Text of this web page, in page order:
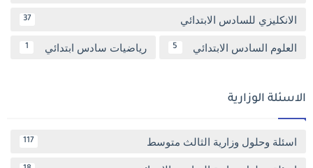
الانكليزي للسادس الابتدائي 37
العلوم السادس الابتدائي 5 رياضيات سادس ابتدائي 1
الاسئلة الوزارية
اسئلة وحلول وزارية الثالث متوسط 117